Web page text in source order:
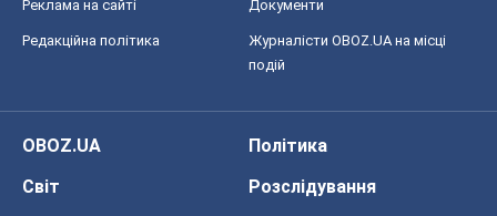
Реклама на сайті Документи
Редакційна політика
Журналісти OBOZ.UA на місці
подій
OBOZ.UA
Політика
Світ
Розслідування